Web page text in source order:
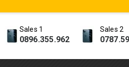
Sales 1
0896.355.962
Sales 2